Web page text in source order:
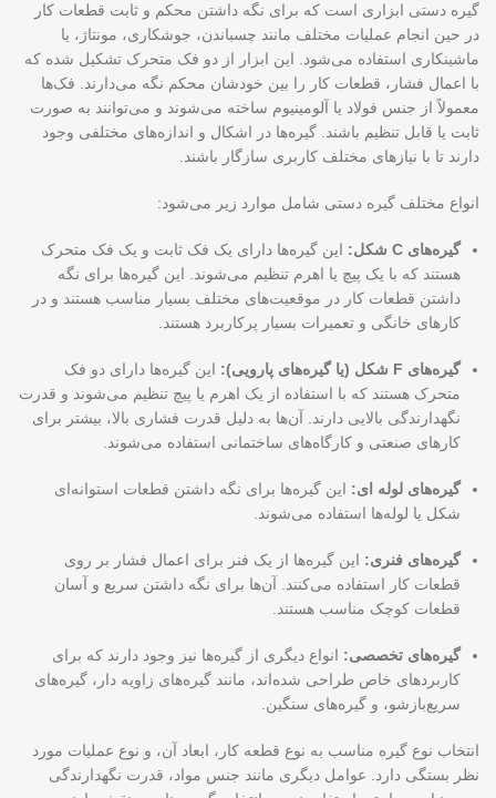
گیره دستی ابزاری است که برای نگه داشتن محکم و ثابت قطعات کار
در حین انجام عملیات مختلف مانند چسباندن، جوشکاری، مونتاژ، یا
ماشینکاری استفاده می‌شود. این ابزار از دو فک متحرک تشکیل شده که
با اعمال فشار، قطعات کار را بین خودشان محکم نگه می‌دارند. فک‌ها
معمولاً از جنس فولاد یا آلومینیوم ساخته می‌شوند و می‌توانند به صورت
ثابت یا قابل تنظیم باشند. گیره‌ها در اشکال و اندازه‌های مختلفی وجود
دارند تا با نیازهای مختلف کاربری سازگار باشند.
انواع مختلف گیره دستی شامل موارد زیر می‌شود:
گیره‌های C شکل:
این گیره‌ها دارای یک فک ثابت و یک فک متحرک
هستند که با یک پیچ یا اهرم تنظیم می‌شوند. این گیره‌ها برای نگه
داشتن قطعات کار در موقعیت‌های مختلف بسیار مناسب هستند و در
کارهای خانگی و تعمیرات بسیار پرکاربرد هستند.
گیره‌های F شکل (یا گیره‌های پارویی):
این گیره‌ها دارای دو فک
متحرک هستند که با استفاده از یک اهرم یا پیچ تنظیم می‌شوند و قدرت
نگهدارندگی بالایی دارند. آن‌ها به دلیل قدرت فشاری بالا، بیشتر برای
کارهای صنعتی و کارگاه‌های ساختمانی استفاده می‌شوند.
گیره‌های لوله ای: این گیره‌ها برای نگه داشتن قطعات استوانه‌ای
شکل یا لوله‌ها استفاده می‌شوند.
گیره‌های فنری: این گیره‌ها از یک فنر برای اعمال فشار بر روی
قطعات کار استفاده می‌کنند. آن‌ها برای نگه داشتن سریع و آسان
قطعات کوچک مناسب هستند.
گیره‌های تخصصی: انواع دیگری از گیره‌ها نیز وجود دارند که برای
کاربردهای خاص طراحی شده‌اند، مانند گیره‌های زاویه دار، گیره‌های
سریع‌بازشو، و گیره‌های سنگین.
انتخاب نوع گیره مناسب به نوع قطعه کار، ابعاد آن، و نوع عملیات مورد
نظر بستگی دارد. عوامل دیگری مانند جنس مواد، قدرت نگهدارندگی